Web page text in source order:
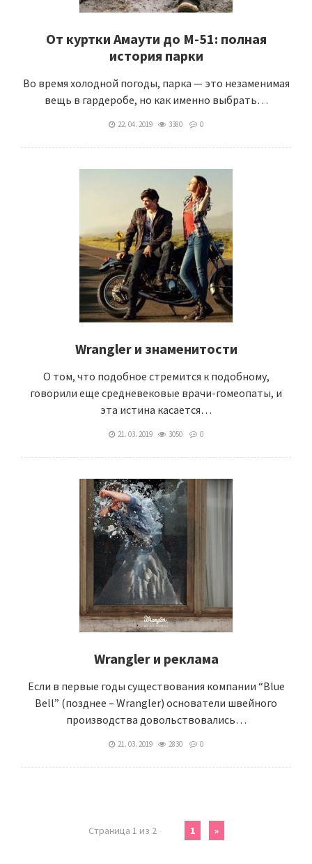
От куртки Амаути до М-51: полная
история парки
Во время холодной погоды, парка — это незаменимая
вещь в гардеробе, но как именно выбрать…
22. 04. 2019 3380 0
Wrangler и знаменитости
О том, что подобное стремится к подобному,
говорили еще средневековые врачи-гомеопаты, и
эта истина касается…
21. 03. 2019 3050 0
Wrangler и реклама
Если в первые годы существования компании “Blue
Bell” (позднее – Wrangler) основатели швейного
производства довольствовались…
21. 03. 2019 2830 0
Страница 1 из 2 1 »